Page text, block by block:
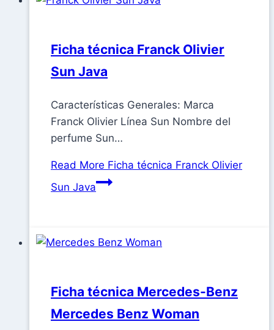
Ficha técnica Franck Olivier
Sun Java
Características Generales: Marca
Franck Olivier Línea Sun Nombre del
perfume Sun…
Read More Ficha técnica Franck Olivier
Sun Java
Ficha técnica Mercedes-Benz
Mercedes Benz Woman